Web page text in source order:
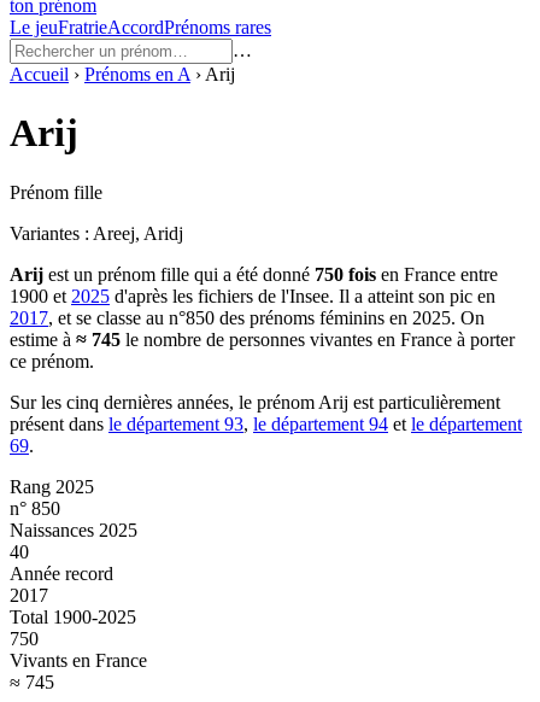
ton prénom
Le jeuFratrieAccordPrénoms rares
…
Accueil › Prénoms en A › Arij
Arij
Prénom fille
Variantes : Areej, Aridj
Arij est un prénom fille qui a été donné 750 fois en France entre
1900 et 2025 d'après les fichiers de l'Insee. Il a atteint son pic en
2017, et se classe au n°850 des prénoms féminins en 2025. On
estime à ≈ 745 le nombre de personnes vivantes en France à porter
ce prénom.
Sur les cinq dernières années, le prénom Arij est particulièrement
présent dans le département 93, le département 94 et le département
69.
Rang 2025
n° 850
Naissances 2025
40
Année record
2017
Total 1900-2025
750
Vivants en France
≈ 745